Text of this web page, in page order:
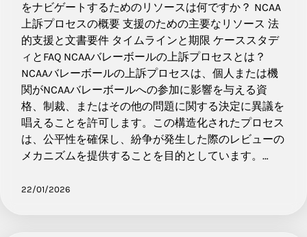
をナビゲートするためのリソースは何ですか？ NCAA
上訴プロセスの概要 支援のための主要なリソース 法
的支援と文書要件 タイムラインと期限 ケーススタデ
ィとFAQ NCAAバレーボールの上訴プロセスとは？
NCAAバレーボールの上訴プロセスは、個人または機
関がNCAAバレーボールへの参加に影響を与える資
格、制裁、またはその他の問題に関する決定に異議を
唱えることを許可します。この構造化されたプロセス
は、公平性を確保し、紛争が発生した際のレビューの
メカニズムを提供することを目的としています。…
22/01/2026